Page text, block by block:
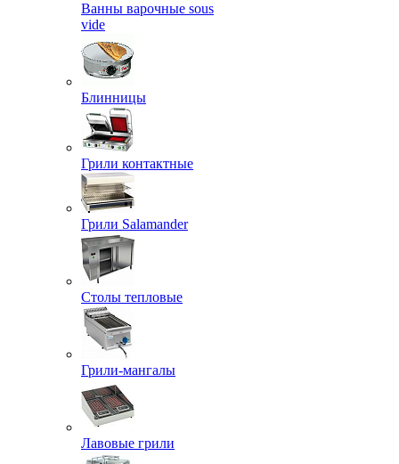
Ванны варочные sous
vide
Блинницы
Грили контактные
Грили Salamander
Столы тепловые
Грили-мангалы
Лавовые грили